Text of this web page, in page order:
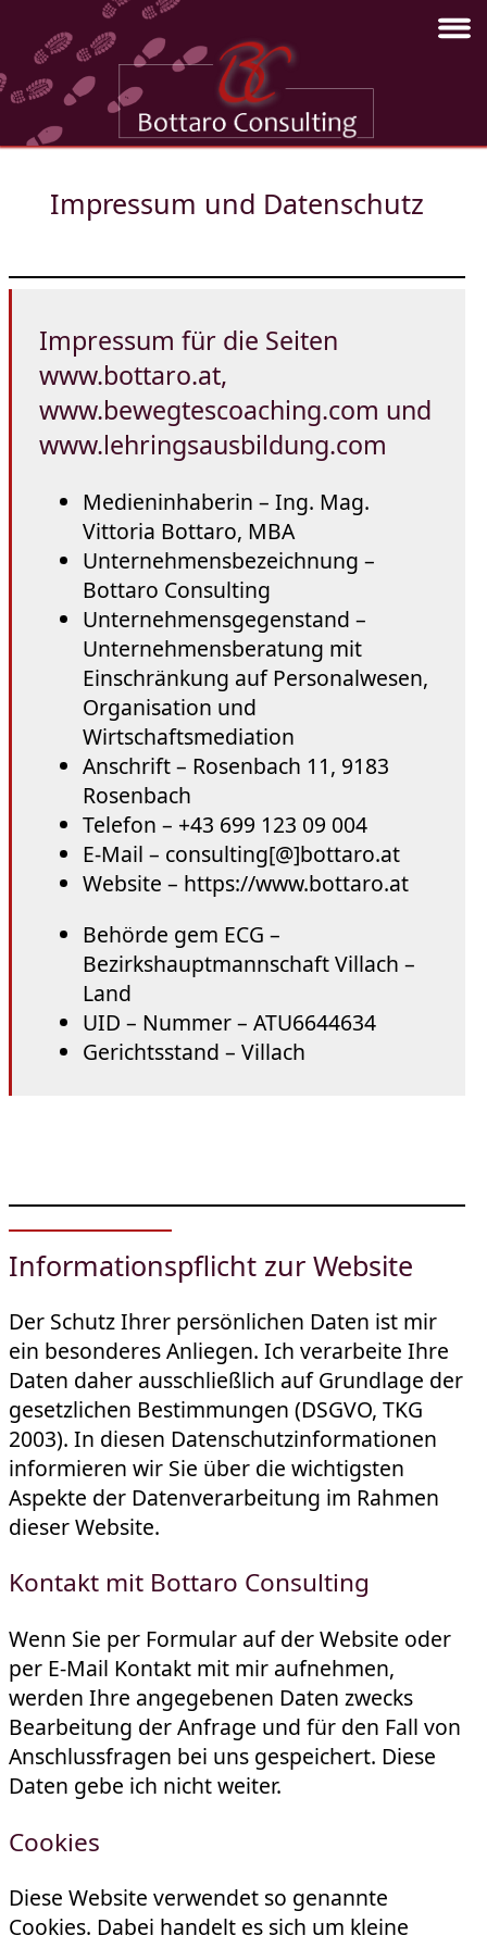
Impressum und Datenschutz
Impressum für die Seiten
www.bottaro.at,
www.bewegtescoaching.com und
www.lehringsausbildung.com
Medieninhaberin – Ing. Mag.
Vittoria Bottaro, MBA
Unternehmensbezeichnung –
Bottaro Consulting
Unternehmensgegenstand –
Unternehmensberatung mit
Einschränkung auf Personalwesen,
Organisation und
Wirtschaftsmediation
Anschrift – Rosenbach 11, 9183
Rosenbach
Telefon – +43 699 123 09 004
E-Mail – consulting[@]bottaro.at
Website – https://www.bottaro.at
Behörde gem ECG –
Bezirkshauptmannschaft Villach –
Land
UID – Nummer – ATU6644634
Gerichtsstand – Villach
Informationspflicht zur Website
Der Schutz Ihrer persönlichen Daten ist mir
ein besonderes Anliegen. Ich verarbeite Ihre
Daten daher ausschließlich auf Grundlage der
gesetzlichen Bestimmungen (DSGVO, TKG
2003). In diesen Datenschutzinformationen
informieren wir Sie über die wichtigsten
Aspekte der Datenverarbeitung im Rahmen
dieser Website.
Kontakt mit Bottaro Consulting
Wenn Sie per Formular auf der Website oder
per E-Mail Kontakt mit mir aufnehmen,
werden Ihre angegebenen Daten zwecks
Bearbeitung der Anfrage und für den Fall von
Anschlussfragen bei uns gespeichert. Diese
Daten gebe ich nicht weiter.
Cookies
Diese Website verwendet so genannte
Cookies. Dabei handelt es sich um kleine